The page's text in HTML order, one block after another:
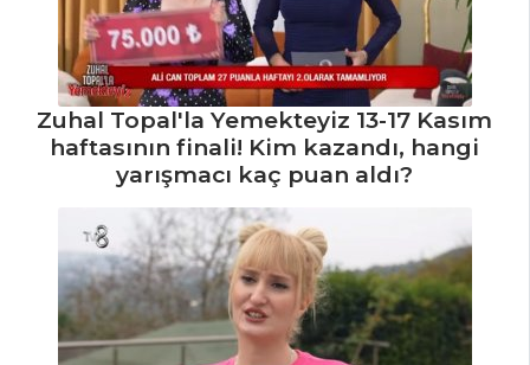
Zuhal Topal'la Yemekteyiz 13-17 Kasım
haftasının finali! Kim kazandı, hangi
yarışmacı kaç puan aldı?